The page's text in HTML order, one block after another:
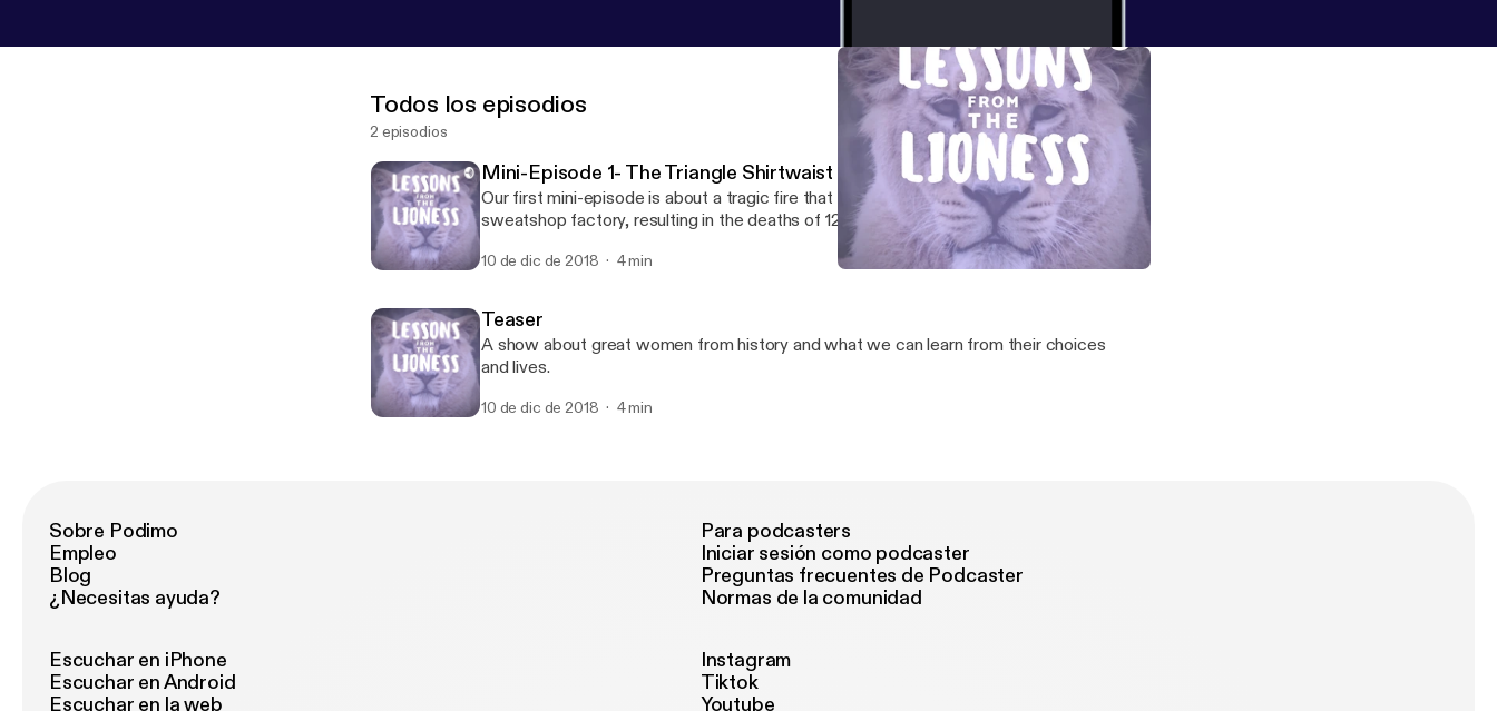
Todos los episodios
2 episodios
Mini-Episode 1- The Triangle Shirtwaist Fire Factory
Our first mini-episode is about a tragic fire that happened in New York City in 1911 in a
sweatshop factory, resulting in the deaths of 123 women and 23 men. Because of
public outrage and citizen involvement, new working conditions were fought for
nationwide.
10 de dic de 2018 4 min
Teaser
A show about great women from history and what we can learn from their choices
and lives.
10 de dic de 2018 4 min
Sobre Podimo
Empleo
Blog
¿Necesitas ayuda?
Para podcasters
Iniciar sesión como podcaster
Preguntas frecuentes de Podcaster
Normas de la comunidad
Escuchar en iPhone
Escuchar en Android
Escuchar en la web
Instagram
Tiktok
Youtube